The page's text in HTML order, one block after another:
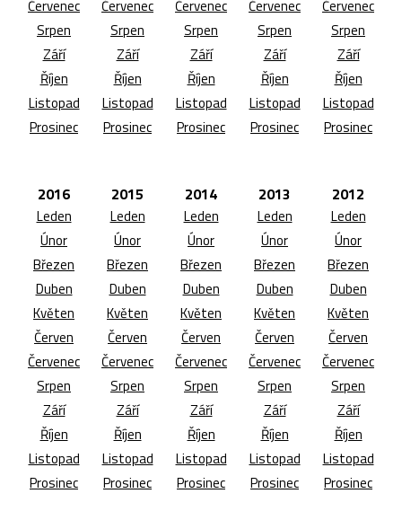
Červenec
Srpen
Září
Říjen
Listopad
Prosinec
Červenec
Srpen
Září
Říjen
Listopad
Prosinec
Červenec
Srpen
Září
Říjen
Listopad
Prosinec
Červenec
Srpen
Září
Říjen
Listopad
Prosinec
Červenec
Srpen
Září
Říjen
Listopad
Prosinec
2016
Leden
Únor
Březen
Duben
Květen
Červen
Červenec
Srpen
Září
Říjen
Listopad
Prosinec
2015
Leden
Únor
Březen
Duben
Květen
Červen
Červenec
Srpen
Září
Říjen
Listopad
Prosinec
2014
Leden
Únor
Březen
Duben
Květen
Červen
Červenec
Srpen
Září
Říjen
Listopad
Prosinec
2013
Leden
Únor
Březen
Duben
Květen
Červen
Červenec
Srpen
Září
Říjen
Listopad
Prosinec
2012
Leden
Únor
Březen
Duben
Květen
Červen
Červenec
Srpen
Září
Říjen
Listopad
Prosinec